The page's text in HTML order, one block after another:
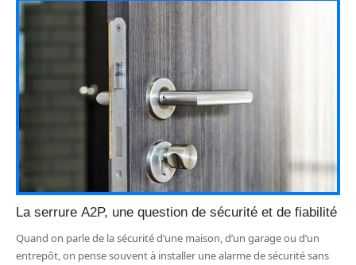
La serrure A2P, une question de sécurité et de fiabilité
Quand on parle de la sécurité d’une maison, d’un garage ou d’un
entrepôt, on pense souvent à installer une alarme de sécurité sans